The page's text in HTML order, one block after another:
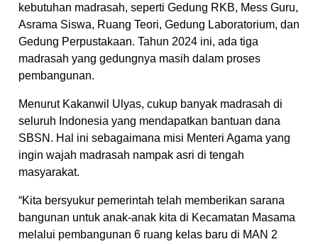
kebutuhan madrasah, seperti Gedung RKB, Mess Guru,
Asrama Siswa, Ruang Teori, Gedung Laboratorium, dan
Gedung Perpustakaan. Tahun 2024 ini, ada tiga
madrasah yang gedungnya masih dalam proses
pembangunan.
Menurut Kakanwil Ulyas, cukup banyak madrasah di
seluruh Indonesia yang mendapatkan bantuan dana
SBSN. Hal ini sebagaimana misi Menteri Agama yang
ingin wajah madrasah nampak asri di tengah
masyarakat.
“Kita bersyukur pemerintah telah memberikan sarana
bangunan untuk anak-anak kita di Kecamatan Masama
melalui pembangunan 6 ruang kelas baru di MAN 2